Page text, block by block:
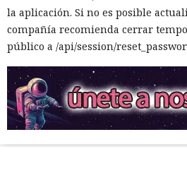
la aplicación. Si no es posible
compañía recomienda cerrar
público a /api/session/